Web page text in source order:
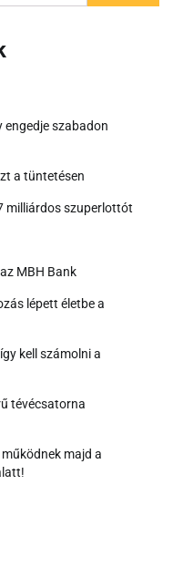
engedje szabadon
a tüntetésen
milliárdos szuperlottót
MBH Bank
lépett életbe a
kell számolni a
tévécsatorna
majd a